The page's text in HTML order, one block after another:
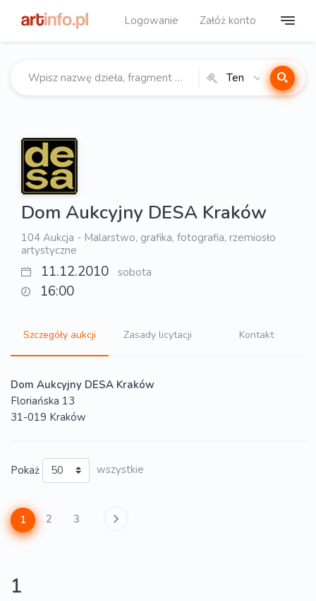
Logowanie Załóż konto
Ten
Dom Aukcyjny DESA Kraków
104 Aukcja - Malarstwo, grafika, fotografia, rzemiosło
artystyczne
11.12.2010 sobota
16:00
Szczegóły aukcji Zasady licytacji Kontakt
Dom Aukcyjny DESA Kraków
Floriańska 13
31-019 Kraków
Pokaż wszystkie
1 2 3
1